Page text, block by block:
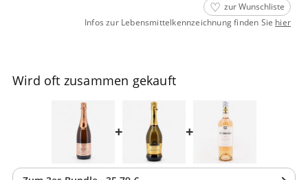
zur Wunschliste
Infos zur Lebensmittelkennzeichnung finden Sie hier
Wird oft zusammen gekauft
+ +